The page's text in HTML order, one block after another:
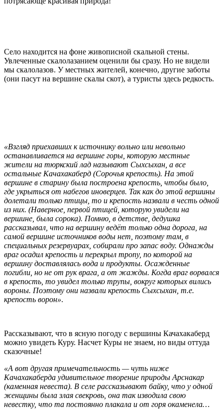
Село находится на фоне живописной скальной стены.
Увлеченные скалолазанием оценили бы сразу. Но не видели
мы скалолазов. У местных жителей, конечно, другие заботы
(они пасут на вершине скалы скот), а туристы здесь редкость.
«Взгляд приехавших к источнику вольно или невольно
останавливается на вершине горы, которую местные
жители на тюркский лад называют Сыхсыхан, а все
остальные Качахакаберд (Сорочья крепость). На этой
вершине в старину была построена крепость, чтобы было,
где укрыться от набегов иноверцев. Так как до этой вершины
долетали только птицы, то и крепость назвали в честь одной
из них. (Наверное, первой птицей, которую увидели на
вершине, была сорока). Помню, в детстве, дедушка
рассказывал, что на вершину ведёт только одна дорога, на
самой вершине источников воды нет, поэтому там, в
специальных резервуарах, собирали про запас воду. Однажды
враг осадил крепость и перекрыл тропу, по которой на
вершину доставлялась вода и продукты. Осажденные
погибли, но не от рук врага, а от жажды. Когда враг ворвался
в крепость, то увидел только трупы, вокруг которых вились
вороны. Поэтому они назвали крепость Сыхсыхан, т.е.
крепость ворон».
Рассказывают, что в ясную погоду с вершины Качахакаберд
можно увидеть Куру. Насчет Куры не знаем, но виды оттуда
сказочные!
«А вот другая примечательность — чуть ниже
Качахакаберда удивительное творение природы Арснакар
(каменная невеста). В селе рассказывают байку, что у одной
женщины была злая свекровь, она так изводила свою
невестку, что та постоянно плакала и от горя окаменела…